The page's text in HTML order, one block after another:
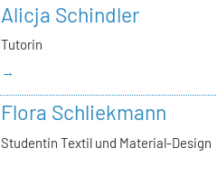
Alicja Schindler
Tutorin
→
Flora Schliekmann
Studentin Textil und Material-Design